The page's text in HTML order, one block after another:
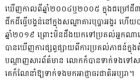
ឃើញកាលពីឆ្នាំ២០០៤ឬ២០០៥ ក្នុងជម្រៅដី៣
ជីកដីធ្វើបង្គន់នៅក្នុងសណ្ឋាគារបុប្ផាអង្គរ ហើ
ឆ្នាំ២០១៩ ព្រោះមិនដឹងយកទៅប្រគល់អ្នកណា
បានឃើញការផ្សព្វផ្សាយពីការប្រគល់ភាជន៍ក្នុ
បណ្តាញសារព័ត៌មាន លោកក៏បានទាក់ទងទៅស
គេក៏ណែនាំឱ្យទាក់ទងមកអាជ្ញាធរជាតិអប្សរា។